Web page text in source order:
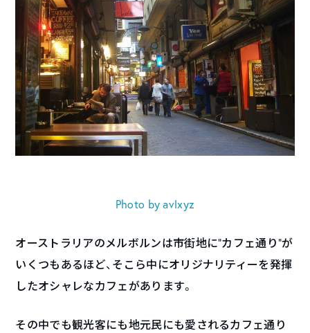
Photo by avlxyz
オーストラリアのメルボルンは市街地に”カフェ通り”が
いくつもあるほど、そこら中にオリジナリティーを発揮
したオシャレなカフェがあります。
その中でも観光客にも地元民にも愛されるカフェ通り